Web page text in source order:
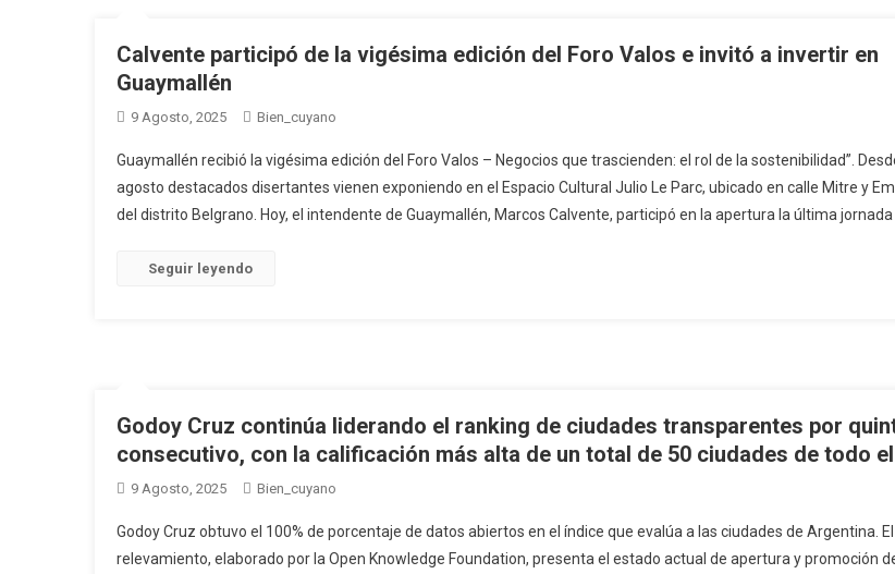
Calvente participó de la vigésima edición del Foro Valos e invitó a invertir en
Guaymallén
9 Agosto, 2025 Bien_cuyano
Guaymallén recibió la vigésima edición del Foro Valos – Negocios que trascienden: el rol de la sostenibilidad”.
agosto destacados disertantes vienen exponiendo en el Espacio Cultural Julio Le Parc, ubicado en calle Mitre y
del distrito Belgrano. Hoy, el intendente de Guaymallén, Marcos Calvente, participó en la apertura la última jornada
Seguir leyendo
Godoy Cruz continúa liderando el ranking de ciudades transparentes por
consecutivo, con la calificación más alta de un total de 50 ciudades de todo
9 Agosto, 2025 Bien_cuyano
Godoy Cruz obtuvo el 100% de porcentaje de datos abiertos en el índice que evalúa a las ciudades de Argentina. El
relevamiento, elaborado por la Open Knowledge Foundation, presenta el estado actual de apertura y promoción